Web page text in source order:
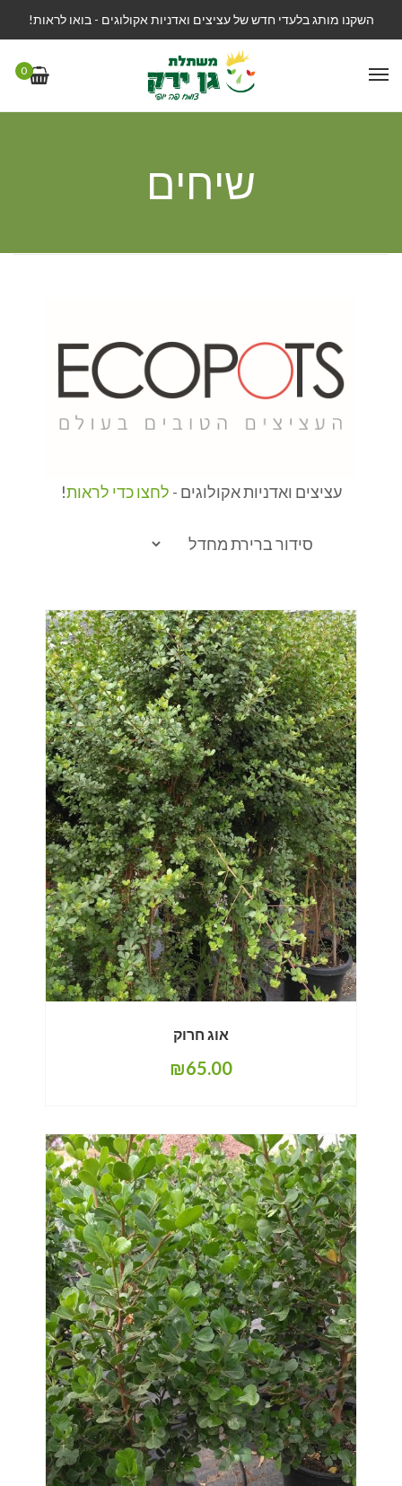
השקנו מותג בלעדי חדש של עציצים ואדניות אקולוגים - בואו לראות!
0
שיחים
עציצים ואדניות אקולוגים - לחצו כדי לראות!
אוג חרוק
₪65.00